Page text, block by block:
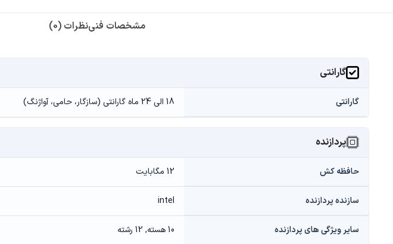
مشخصات فنینظرات (0)
گارانتی
گارانتی 18 الی 24 ماه گارانتی (سازگار، حامی، آواژنگ)
پردازنده
حافظه کش 12 مگابایت
سازنده پردازنده intel
سایر ویژگی های پردازنده 10 هسته, 12 رشته